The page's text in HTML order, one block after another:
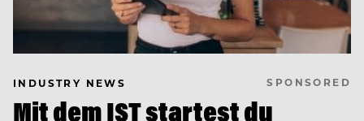
INDUSTRY NEWS SPONSORED
Mit dem IST startest du